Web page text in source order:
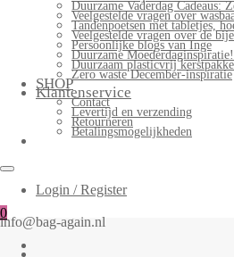
Duurzame Vaderdag Cadeaus:
Veelgestelde vragen over
Tandenpoetsen met tabletjes,
Veelgestelde vragen over de
Persoonlijke blogs van Inge
Duurzame Moederdaginspiratie!
Duurzaam plasticvrij
Zero waste December-inspiratie
SHOP
Klantenservice
Contact
Levertijd en verzending
Retourneren
Betalingsmogelijkheden
Login / Register
0
info@bag-again.nl